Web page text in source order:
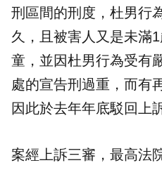
刑區間的刑度，杜男行
久，且被害人又是未滿
童，並因杜男行為受有
處的宣告刑過重，而有
因此於去年年底駁回上
案經上訴三審，最高法